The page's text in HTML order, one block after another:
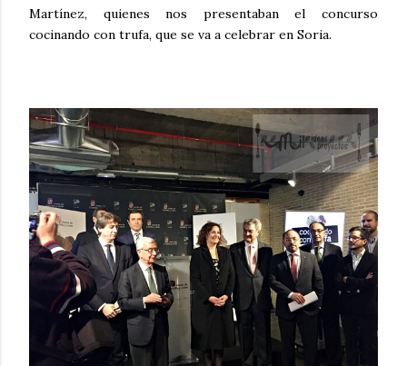
Martínez, quienes nos presentaban el concurso
cocinando con trufa, que se va a celebrar en Soria.